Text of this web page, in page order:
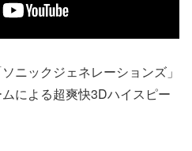
ニックジェネレーションズ」
による超爽快3Dハイスピー